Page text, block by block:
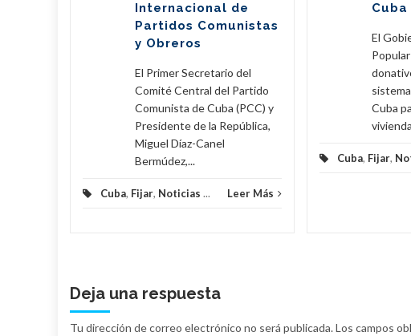
Internacional de
Partidos Comunistas
y Obreros
El Primer Secretario del
Comité Central del Partido
Comunista de Cuba (PCC) y
Presidente de la República,
Miguel Díaz-Canel
Bermúdez,...
Cuba, Fijar, Noticias ... Leer Más
Cuba
El
Cuba
Cuba, Fijar,
Deja una respuesta
Tu dirección de correo electrónico no será publicada.Los campos